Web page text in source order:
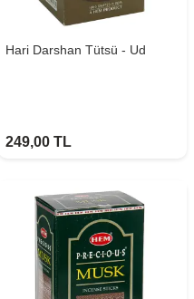
Hari Darshan Tütsü - Ud
249,00 TL